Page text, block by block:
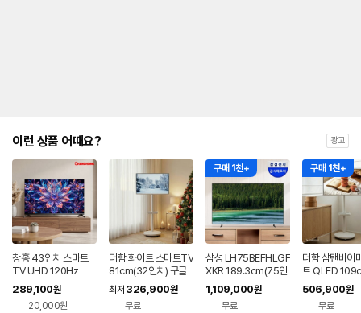
이런 상품 어때요? 광고
창홍 43인치 스마트
TV UHD 120Hz
289,100원
20,000원
더함 화이트 스마트TV
81cm(32인치) 구글
5.0 QLED 이동식TV
최저 326,900원
무료
구매 1천+
삼성 LH75BEFHLGF
XKR 189.3cm(75인
치) 비즈니스TV 스탠
드형 4K UHD
1,109,000원
무료
구매 1천+
더함 삼탠바이
트 QLED
인치), 라이트,
스탠드
506,900원
무료